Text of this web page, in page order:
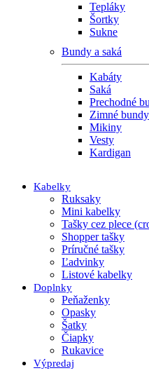
Tepláky
Šortky
Sukne
Bundy a saká
Kabáty
Saká
Prechodné
Zimné bundy
Mikiny
Vesty
Kardigan
Kabelky
Ruksaky
Mini kabelky
Tašky cez plece
Shopper tašky
Príručné tašky
Ľadvinky
Listové kabelky
Doplnky
Peňaženky
Opasky
Šatky
Čiapky
Rukavice
Výpredaj